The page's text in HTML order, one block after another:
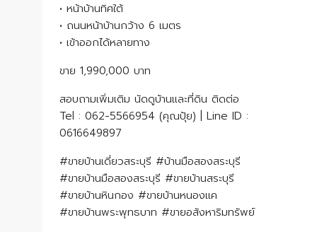
• หน้าบ้านทิศใต้
• ถนนหน้าบ้านกว้าง 6 เมตร
• เข้าออกได้หลายทาง
ขาย 1,990,000 บาท
สอบถามเพิ่มเติม นัดดูบ้านและที่ดิน ติดต่อ
Tel : 062-5566954 (คุณปุ้ย) | Line ID :
0616649897
#ขายบ้านเดี่ยวสระบุรี #บ้านมือสองสระบุรี
#ขายบ้านมือสองสระบุรี #ขายบ้านสระบุรี
#ขายบ้านหินกอง #ขายบ้านหนองแค
#ขายบ้านพระพุทธบาท #ขายอสังหาริมทรัพย์